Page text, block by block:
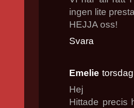
ingen lite
HEJJA oss!
Svara
Emelie
Hej
Hittade precis